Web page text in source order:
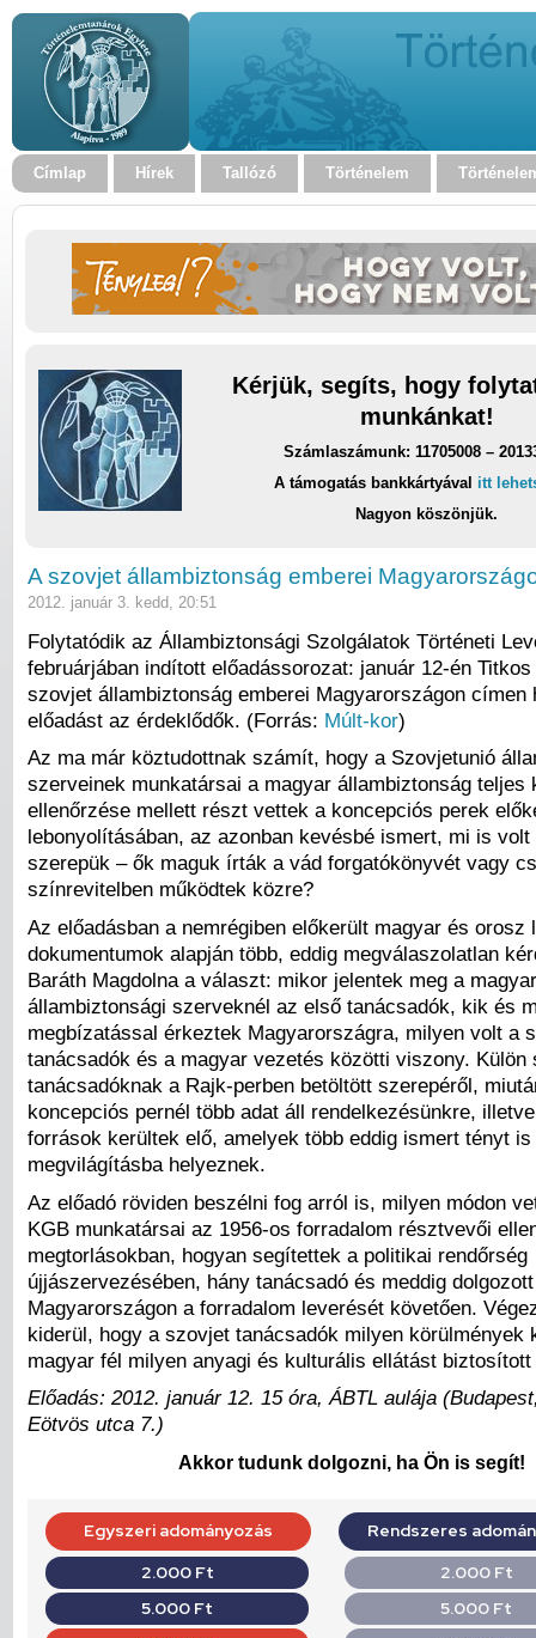
Címlap Hírek Tallózó Történelem
Kérjük, segíts, hogy
munkánkat!
Számlaszámunk: 11705008 –
A támogatás bankkártyával itt
Nagyon köszönjük.
A szovjet állambiztonság emberei
2012. január 3. kedd, 20:51
Folytatódik az Állambiztonsági Szolgálatok Történeti
februárjában indított előadássorozat: január 12-én
szovjet állambiztonság emberei Magyarországon címen
előadást az érdeklődők. (Forrás: Múlt-kor)
Az ma már köztudottnak számít, hogy a Szovjetunió
szerveinek munkatársai a magyar állambiztonság teljes
ellenőrzése mellett részt vettek a koncepciós perek
lebonyolításában, az azonban kevésbé ismert, mi is volt
szerepük – ők maguk írták a vád forgatókönyvét vagy
színrevitelben működtek közre?
Az előadásban a nemrégiben előkerült magyar és orosz
dokumentumok alapján több, eddig megválaszolatlan
Baráth Magdolna a választ: mikor jelentek meg a magyar
állambiztonsági szerveknél az első tanácsadók, kik és
megbízatással érkeztek Magyarországra, milyen volt a
tanácsadók és a magyar vezetés közötti viszony. Külön
tanácsadóknak a Rajk-perben betöltött szerepéről,
koncepciós pernél több adat áll rendelkezésünkre,
források kerültek elő, amelyek több eddig ismert tényt
megvilágításba helyeznek.
Az előadó röviden beszélni fog arról is, milyen módon
KGB munkatársai az 1956-os forradalom résztvevői
megtorlásokban, hogyan segítettek a politikai rendőrség
újjászervezésében, hány tanácsadó és meddig dolgozott
Magyarországon a forradalom leverését követően.
kiderül, hogy a szovjet tanácsadók milyen körülmények
magyar fél milyen anyagi és kulturális ellátást
Előadás: 2012. január 12. 15 óra, ÁBTL aulája
Eötvös utca 7.)
Akkor tudunk dolgozni, ha Ön is segít!